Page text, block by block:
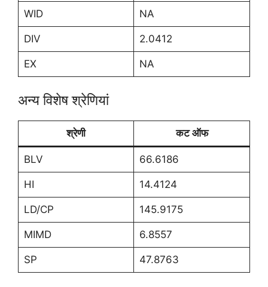
WID NA
DIV 2.0412
EX NA
अन्य विशेष श्रेणियां
श्रेणी कट ऑफ
BLV 66.6186
HI 14.4124
LD/CP 145.9175
MIMD 6.8557
SP 47.8763